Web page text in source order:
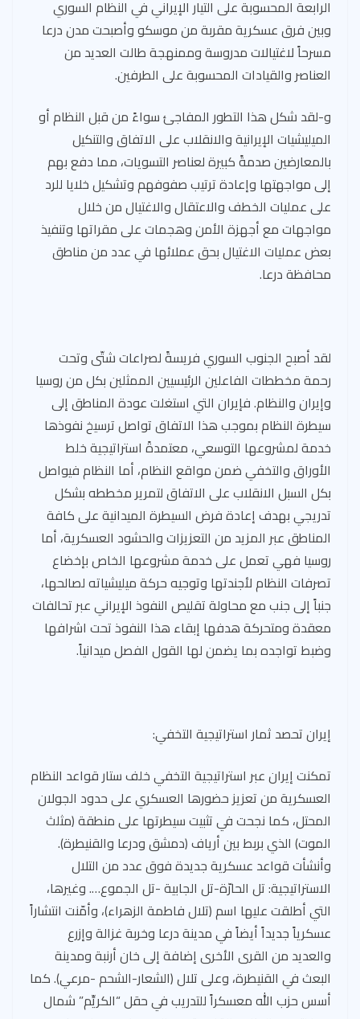
الرابعة المحسوبة على التيار الإيراني في النظام السوري
وبين فرق عسكرية مقربة من موسكو وأصبحت مدن درعا
مسرحاً لاغتيالات مدروسة وممنهجة طالت العديد من
العناصر والقيادات المحسوبة على الطرفين.
و-لقد شكل هذا التطور المفاجئ سواءً من قبل النظام أو
الميليشيات الإيرانية والانقلاب على الاتفاق والتنكيل
بالمعارضين صدمةً كبيرة لعناصر التسويات، مما دفع بهم
إلى مواجهتها وإعادة ترتيب صفوفهم وتشكيل خلايا للرد
على عمليات الخطف والاعتقال والاغتيال من خلال
مواجهات مع أجهزة الأمن وهجمات على مقراتها وتنفيذ
بعض عمليات الاغتيال بحق عملائها في عدد من مناطق
محافظة درعا.
لقد أصبح الجنوب السوري فريسةً لصراعات شتّى وتحت
رحمة مخططات الفاعلين الرئيسيين الممثلين بكل من روسيا
وإيران والنظام. فإيران التي استغلت عودة المناطق إلى
سيطرة النظام بموجب هذا الاتفاق تواصل ترسيخ نفوذها
خدمة لمشروعها التوسعي، معتمدةً استراتيجية خلط
الأوراق والتخفي ضمن مواقع النظام، أما النظام فيواصل
بكل السبل الانقلاب على الاتفاق لتمرير مخططه بشكل
تدريجي بهدف إعادة فرض السيطرة الميدانية على كافة
المناطق عبر المزيد من التعزيزات والحشود العسكرية، أما
روسيا فهي تعمل على خدمة مشروعها الخاص بإخضاع
تصرفات النظام لأجندتها وتوجيه حركة ميليشياته لصالحها،
جنباً إلى جنب مع محاولة تقليص النفوذ الإيراني عبر تحالفات
معقدة ومتحركة هدفها إبقاء هذا النفوذ تحت اشرافها
وضبط تواجده بما يضمن لها القول الفصل ميدانياً.
إيران تحصد ثمار استراتيجية التخفي:
تمكنت إيران عبر استراتيجية التخفي خلف ستار قواعد النظام
العسكرية من تعزيز حضورها العسكري على حدود الجولان
المحتل، كما نجحت في تثبيت سيطرتها على منطقة (مثلث
الموت) الذي بربط بين أرياف (دمشق ودرعا والقنيطرة).
وأنشأت قواعد عسكرية جديدة فوق عدد من التلال
الاستراتيجية: تل الحارّة-تل الجابية -تل الجموع…. وغيرها،
التي أطلقت عليها اسم (تلال فاطمة الزهراء)، وأمّنت انتشاراً
عسكرياً جديداً أيضاً في مدينة درعا وخربة غزالة وإزرع
والعديد من القرى الأخرى إضافة إلى خان أرنبة ومدينة
البعث في القنيطرة، وعلى تلال (الشعار-الشحم -مرعي). كما
أسس حزب الله معسكراً للتدريب في حقل “الكريِّم” شمال